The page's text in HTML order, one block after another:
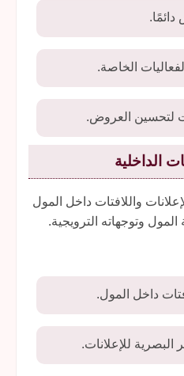
الخاصة.
لتحسين العروض.
واللافتات داخل المول
وتوجهاته الترويجية.
داخل المول.
للإعلانات.